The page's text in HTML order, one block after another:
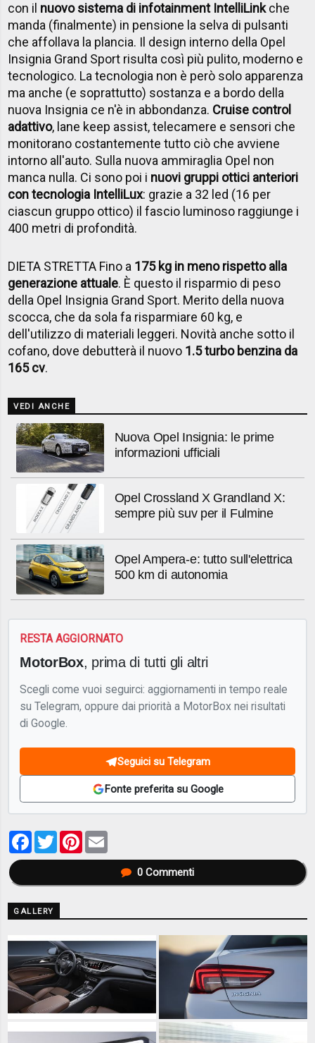
con il nuovo sistema di infotainment IntelliLinkche
manda (finalmente) in pensione la selva di pulsanti
che affollava la plancia. Il design interno della Opel
Insignia Grand Sport risulta così più pulito, moderno e
tecnologico. La tecnologia non è però solo apparenza
ma anche (e soprattutto) sostanza e a bordo della
nuova Insignia ce n'è in abbondanza. Cruise control
adattivo, lane keep assist, telecamere e sensori che
monitorano costantemente tutto ciò che avviene
intorno all'auto. Sulla nuova ammiraglia Opel non
manca nulla. Ci sono poi i nuovi gruppi ottici anteriori
con tecnologia IntelliLux: grazie a 32 led (16 per
ciascun gruppo ottico) il fascio luminoso raggiunge i
400 metri di profondità.
DIETA STRETTA Fino a 175 kg in meno rispetto alla
generazione attuale. È questo il risparmio di peso
della Opel Insignia Grand Sport. Merito della nuova
scocca, che da sola fa risparmiare 60 kg, e
dell'utilizzo di materiali leggeri. Novità anche sotto il
cofano, dove debutterà il nuovo 1.5 turbo benzina da
165 cv.
VEDI ANCHE
Nuova Opel Insignia: le prime
informazioni ufficiali
Opel Crossland X Grandland X:
sempre più suv per il Fulmine
Opel Ampera-e: tutto sull'elettrica
500 km di autonomia
RESTA AGGIORNATO
MotorBox, prima di tutti gli altri
Scegli come vuoi seguirci: aggiornamenti in tempo reale
su Telegram, oppure dai priorità a MotorBox nei risultati
di Google.
Seguici su Telegram
Fonte preferita su Google
Facebook
TwitterPinterest
0Commenti
GALLERY